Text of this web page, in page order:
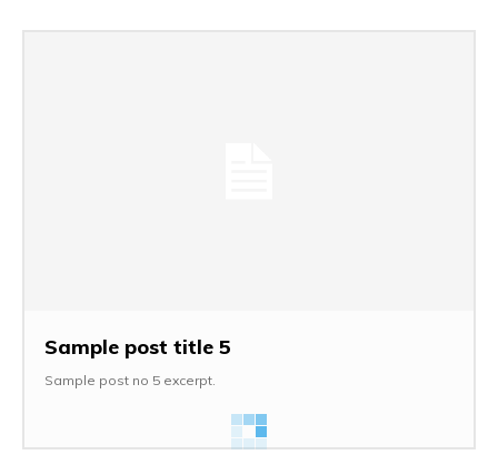
Sample post title 5
Sample post no 5 excerpt.